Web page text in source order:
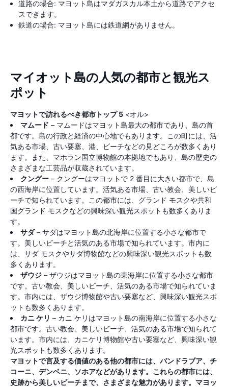
道路の場合: マヨット島はマダガスカル本土から道路でアクセ
スできます。
鉄道の場合: マヨット島には鉄道網がありません。
マイオット島の人気の都市と観光ス
ポット
マヨットで訪れるべき都市トップ 5 <オル>
マムード – マムードはマヨット島最大の都市であり、島の首
都です。島の行政と経済の中心地でもあります。この町には、活
気ある市場、古い要塞、港、ビーチなどの見どころが数多くあり
ます。また、マホラン国立博物館の本拠地でもあり、島の歴史の
さまざまな工芸品が収蔵されています。
クングー – クングーはマヨットで 2 番目に大きい都市で、島
の西海岸に位置しています。活気ある市場、古い教会、美しいビ
ーチで知られています。この都市には、グランド モスクや共和
国グランド モスクなどの興味深い観光スポットも数多くありま
す。
サダ– サダはマヨット島の北海岸に位置する小さな都市で
す。美しいビーチと活気のある市場で知られています。市内に
は、サダ モスクやサダ博物館などの興味深い観光スポットも数
多くあります。
ザウジ – ザウジはマヨット島の東海岸に位置する小さな都市
です。古い教会、美しいビーチ、活気のある市場で知られていま
す。市内には、ザウジ博物館や古い要塞など、興味深い観光スポ
ットも数多くあります。
カニ ケリ – カニ ケリはマヨット島の南海岸に位置する小さな
都市です。古い教会、美しいビーチ、活気のある市場で知られて
います。市内には、カニケリ博物館や古い要塞など、興味深い観
光スポットも数多くあります。
マヨットで言及する価値のある他の都市には、バンドラブア、チ
コーニ、デンベニ、ソホアなどがあります。これらの都市には、
史跡から美しいビーチまで、さまざまな魅力があります。マヨッ